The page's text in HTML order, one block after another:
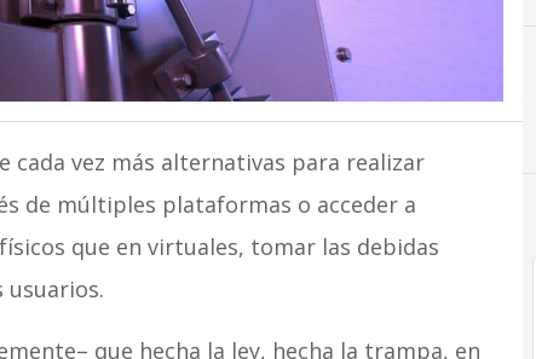
cada vez más alternativas para realizar
de múltiples plataformas o acceder a
que en virtuales, tomar las debidas
usuarios.
que hecha la ley, hecha la trampa, en
E